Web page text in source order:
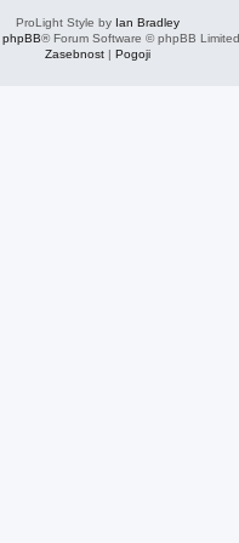
ProLight Style by Ian Bradley
phpBB® Forum Software © phpBB Limited
Zasebnost| Pogoji